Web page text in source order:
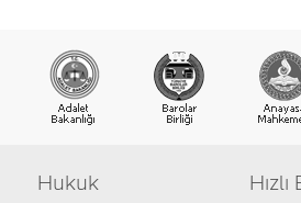
Hukuk Hızlı